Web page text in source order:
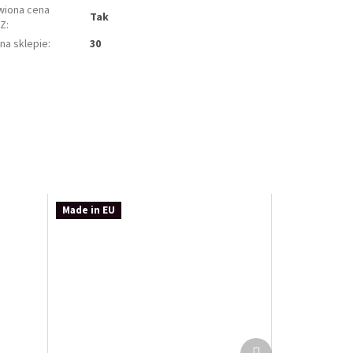
cena
:
Tak
sklepie: 30
Made in EU
Další